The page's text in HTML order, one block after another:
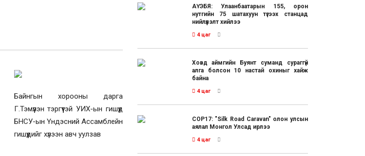
Байнгын хорооны дарга
Г.Тэмүүлэн тэргүүтэй УИХ-ын гишүүд
БНСУ-ын Үндэсний Ассамблейн
гишүүдийг хүлээн авч уулзав
АҮЭБЯ: Улаанбаатарын 155, орон
нутгийн 75 шатахуун түгээх станцад
нийлүүлэлт хийлээ
4 цаг
Ховд аймгийн Буянт суманд сураггүй
алга болсон 10 настай охиныг хайж
байна
4 цаг
COP17: "Silk Road Caravan" олон улсын
аялал Монгол Улсад ирлээ
4 цаг